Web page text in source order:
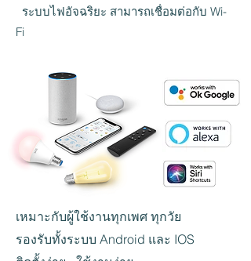
ระบบไฟอัจฉริยะ สามารถเชื่อมต่อกับ Wi-
Fi
เหมาะกับผู้ใช้งานทุกเพศ ทุกวัย
รองรับทั้งระบบ Android และ IOS